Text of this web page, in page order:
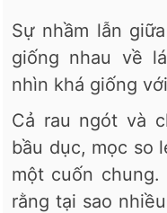
Sự nhầm lẫn
giống nhau về
nhìn khá giống
Cả rau ngót và
bầu dục, mọc so
một cuốn
rằng tại sao